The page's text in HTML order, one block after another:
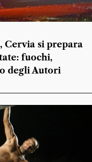
Cervia si prepara
fuochi,
degli Autori